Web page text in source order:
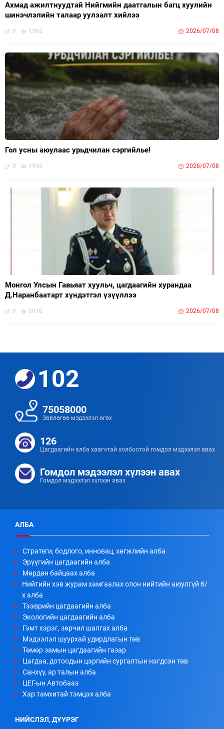
Ахмад ажилтнуудтай Нийгмийн даатгалын багц хуулийн
шинэчлэлийн талаар уулзалт хийлээ
0 1965 2026/07/08
Гол усны аюулаас урьдчилан сэргийлье!
0 1942 2026/07/08
Монгол Улсын Гавьяат хуульч, цагдаагийн хурандаа
Д.Наранбаатарт хүндэтгэл үзүүллээ
0 2010 2026/07/08
102
75058000
Зөвлөгөө мэдээлэл өгөх
126
Цагдаагийн алба хаагчтай холбоотой гомдол мэдээлэл авах
Гомдол мэдээлэл хүлээн авах
Гомдол мэдээлэл хүлээн авах
АЛБА
Стратеги, бодлого, инновац, хөгжлийн алба
Эрүүгийн цагдаагийн алба
Мөрдөн байцаах алба
Нийтийн хэв журам хамгаалах олон нийтийн аюулгүй б/
х алба
Тээврийн цагдаагийн алба
Экологийн цагдаагийн алба
Гэмт хэрэг, зөрчил шалгах алба
Мэдээлэл шуурхай удирдлагын төв
Төмөр замын цагдаагийн газар
Цагдаа, дотоодын цэргийн сургалтын нэгдсэн төв
Санхүү, ар талын алба
ЦЕГ-ын Автобааз
Хар тамхитай тэмцэх алба
НИЙСЛЭЛ, ДҮҮРЭГ